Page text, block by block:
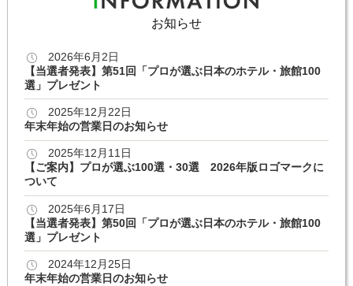
お知らせ
2026年6月2日
【当選者発表】第51回「プロが選ぶ日本のホテル・旅館100
選」プレゼント
2025年12月22日
年末年始の営業日のお知らせ
2025年12月11日
【ご案内】プロが選ぶ100選・30選 2026年版ロゴマークに
ついて
2025年6月17日
【当選者発表】第50回「プロが選ぶ日本のホテル・旅館100
選」プレゼント
2024年12月25日
年末年始の営業日のお知らせ